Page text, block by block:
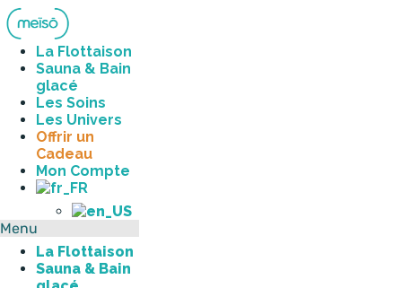
Aller
au
contenu
La Flottaison
Sauna & Bain
glacé
Les Soins
Les Univers
Offrir un
Cadeau
Mon Compte
Menu
La Flottaison
Sauna & Bain